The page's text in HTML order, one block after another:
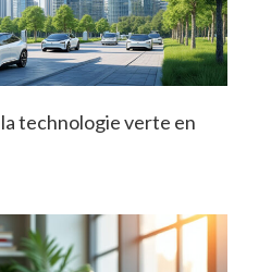
technologie verte en